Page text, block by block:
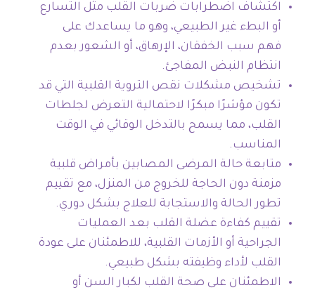
اكتشاف اضطرابات ضربات القلب مثل التسارع
أو البطء غير الطبيعي، وهو ما يساعدك على
فهم سبب الخفقان، الإرهاق، أو الشعور بعدم
انتظام النبض المفاجئ.
تشخيص مشكلات نقص التروية القلبية التي قد
تكون مؤشرًا مبكرًا لاحتمالية التعرض لجلطات
القلب، مما يسمح بالتدخل الوقائي في الوقت
المناسب.
متابعة حالة المرضى المصابين بأمراض قلبية
مزمنة دون الحاجة للخروج من المنزل، مع تقييم
تطور الحالة والاستجابة للعلاج بشكل دوري.
تقييم كفاءة عضلة القلب بعد العمليات
الجراحية أو الأزمات القلبية، للاطمئنان على عودة
القلب لأداء وظيفته بشكل طبيعي.
الاطمئنان على صحة القلب لكبار السن أو